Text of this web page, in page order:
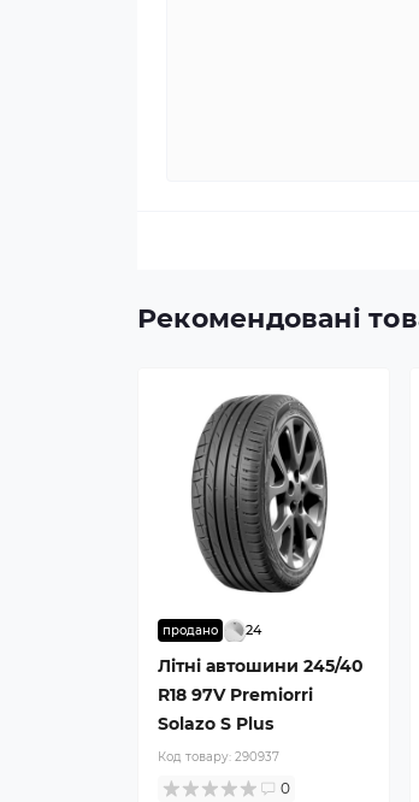
Рекомендовані
продано 24
Літні автошини 245/40
R18 97V Premiorri
Solazo S Plus
Код товару: 290937
0